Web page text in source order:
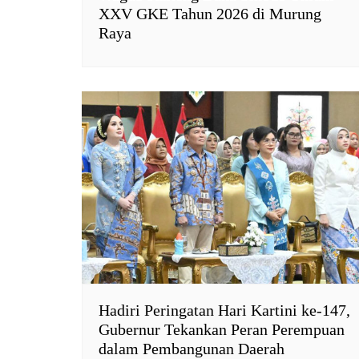
XXV GKE Tahun 2026 di Murung
Raya
Hadiri Peringatan Hari Kartini ke-147,
Gubernur Tekankan Peran Perempuan
dalam Pembangunan Daerah